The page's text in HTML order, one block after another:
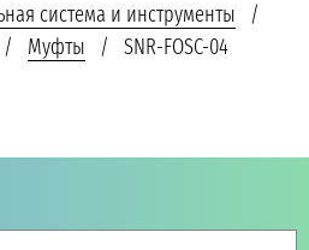
система и инструменты
Муфты SNR-FOSC-04